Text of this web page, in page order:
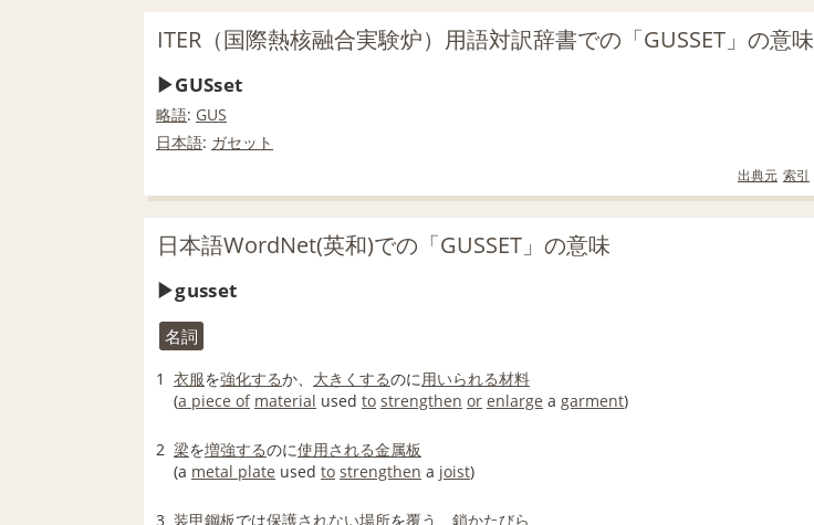
ITER（国際熱核融合実験炉）用語対訳辞書での「GUSSET」の意味
GUSset
略語: GUS
日本語: ガセット
出典元 索引
日本語WordNet(英和)での「GUSSET」の意味
gusset
名詞
1 衣服を強化するか、 大きくするのに 用いられる材料
(a piece of material used to strengthen or enlarge a garment)
2 梁を増強するのに使用される金属板
(a metal plate used to strengthen a joist)
3 装甲鋼板では保護されない場所を覆う 鎖かたびら